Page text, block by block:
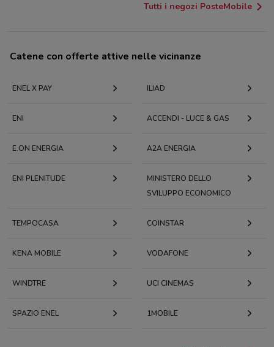
Tutti i negozi PosteMobile
Catene con offerte attive nelle vicinanze
ENEL X PAY ILIAD
ENI ACCENDI - LUCE & GAS
E.ON ENERGIA A2A ENERGIA
ENI PLENITUDE
MINISTERO DELLO
SVILUPPO ECONOMICO
TEMPOCASA COINSTAR
KENA MOBILE VODAFONE
WINDTRE UCI CINEMAS
SPAZIO ENEL 1MOBILE